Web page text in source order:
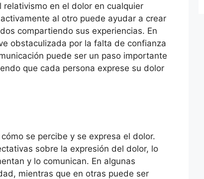
en el dolor en cualquier
al otro puede ayudar a crear
compartiendo sus experiencias. En
obstaculizada por la falta de confianza
puede ser un paso importante
que cada persona exprese su dolor
se percibe y se expresa el dolor.
sobre la expresión del dolor, lo
y lo comunican. En algunas
mientras que en otras puede ser